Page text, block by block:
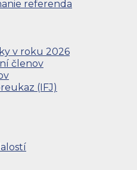
referenda
v roku 2026
členov
(IFJ)